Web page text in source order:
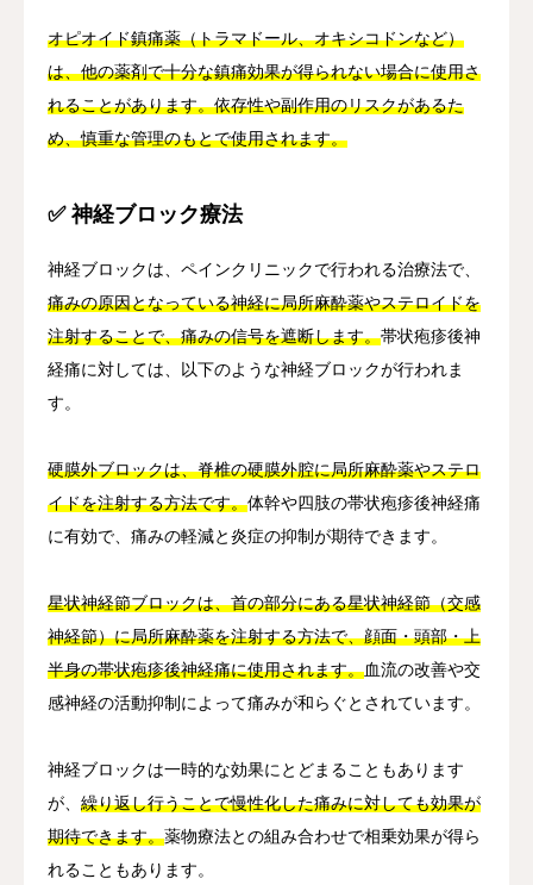
オピオイド鎮痛薬（トラマドール、オキシコドンなど）
は、他の薬剤で十分な鎮痛効果が得られない場合に使用さ
れることがあります。依存性や副作用のリスクがあるた
め、慎重な管理のもとで使用されます。
✅ 神経ブロック療法
神経ブロックは、ペインクリニックで行われる治療法で、
痛みの原因となっている神経に局所麻酔薬やステロイドを
注射することで、痛みの信号を遮断します。帯状疱疹後神
経痛に対しては、以下のような神経ブロックが行われま
す。
硬膜外ブロックは、脊椎の硬膜外腔に局所麻酔薬やステロ
イドを注射する方法です。体幹や四肢の帯状疱疹後神経痛
に有効で、痛みの軽減と炎症の抑制が期待できます。
星状神経節ブロックは、首の部分にある星状神経節（交感
神経節）に局所麻酔薬を注射する方法で、顔面・頭部・上
半身の帯状疱疹後神経痛に使用されます。血流の改善や交
感神経の活動抑制によって痛みが和らぐとされています。
神経ブロックは一時的な効果にとどまることもあります
が、 繰り返し行うことで慢性化した痛みに対しても効果が
期待できます。薬物療法との組み合わせで相乗効果が得ら
れることもあります。